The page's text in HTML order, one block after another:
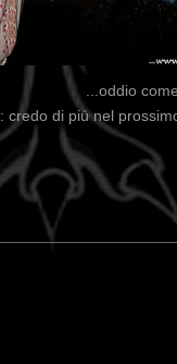
...oddio
credo di più nel